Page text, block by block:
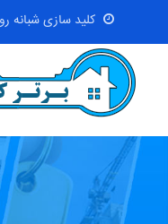
کلید سازی شبانه